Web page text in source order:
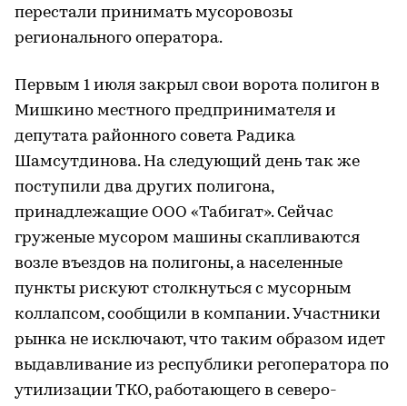
перестали принимать мусоровозы
регионального оператора.
Первым 1 июля закрыл свои ворота полигон в
Мишкино местного предпринимателя и
депутата районного совета Радика
Шамсутдинова. На следующий день так же
поступили два других полигона,
принадлежащие ООО «Табигат». Сейчас
груженые мусором машины скапливаются
возле въездов на полигоны, а населенные
пункты рискуют столкнуться с мусорным
коллапсом, сообщили в компании. Участники
рынка не исключают, что таким образом идет
выдавливание из республики регоператора по
утилизации ТКО, работающего в северо-